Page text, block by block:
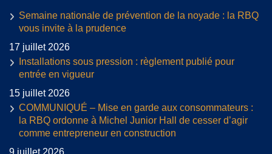
Semaine nationale de prévention de la noyade : la RBQ
vous invite à la prudence
17 juillet 2026
Installations sous pression : règlement publié pour
entrée en vigueur
15 juillet 2026
COMMUNIQUÉ – Mise en garde aux consommateurs :
la RBQ ordonne à Michel Junior Hall de cesser d’agir
comme entrepreneur en construction
9 juillet 2026